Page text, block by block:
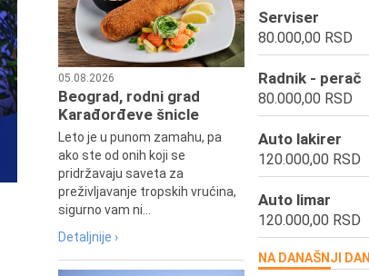
05.08.2026
Beograd, rodni grad
Karađorđeve šnicle
Leto je u punom zamahu, pa
ako ste od onih koji se
pridržavaju saveta za
preživljavanje tropskih vrućina,
sigurno vam ni...
Detaljnije ›
Serviser
80.000,00 RSD
Radnik - perač
80.000,00 RSD
Auto lakirer
120.000,00 RSD
Auto limar
120.000,00 RSD
NA DANAŠNJI DAN